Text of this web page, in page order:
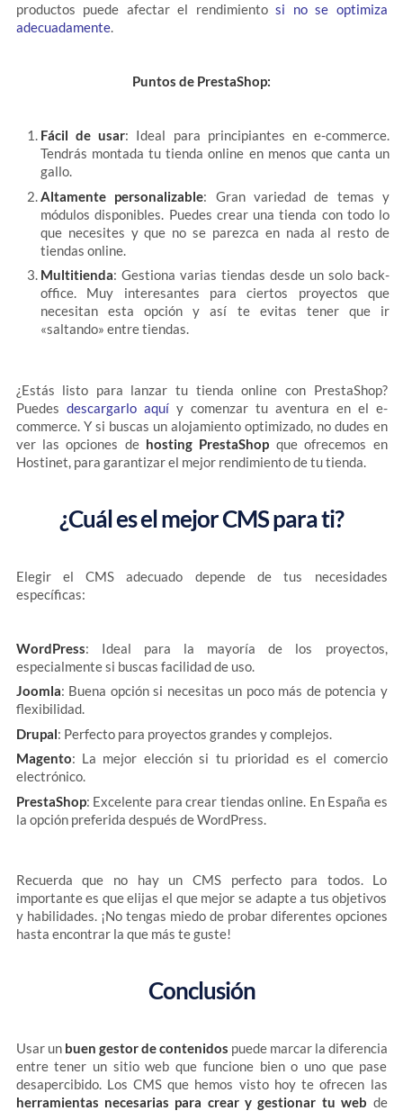
productos puede afectar el rendimiento si no se optimiza
adecuadamente.
Puntos de PrestaShop:
Fácil de usar: Ideal para principiantes en e-commerce.
Tendrás montada tu tienda online en menos que canta un
gallo.
Altamente personalizable: Gran variedad de temas y
módulos disponibles. Puedes crear una tienda con todo lo
que necesites y que no se parezca en nada al resto de
tiendas online.
Multitienda: Gestiona varias tiendas desde un solo back-
office. Muy interesantes para ciertos proyectos que
necesitan esta opción y así te evitas tener que ir
«saltando» entre tiendas.
¿Estás listo para lanzar tu tienda online con PrestaShop?
Puedes descargarlo aquíy comenzar tu aventura en el e-
commerce. Y si buscas un alojamiento optimizado, no dudes en
ver las opciones de hosting PrestaShop que ofrecemos en
Hostinet, para garantizar el mejor rendimiento de tu tienda.
¿Cuál es el mejor CMS para ti?
Elegir el CMS adecuado depende de tus necesidades
específicas:
WordPress: Ideal para la mayoría de los proyectos,
especialmente si buscas facilidad de uso.
Joomla: Buena opción si necesitas un poco más de potencia y
flexibilidad.
Drupal: Perfecto para proyectos grandes y complejos.
Magento: La mejor elección si tu prioridad es el comercio
electrónico.
PrestaShop: Excelente para crear tiendas online. En España es
la opción preferida después de WordPress.
Recuerda que no hay un CMS perfecto para todos. Lo
importante es que elijas el que mejor se adapte a tus objetivos
y habilidades. ¡No tengas miedo de probar diferentes opciones
hasta encontrar la que más te guste!
Conclusión
Usar un buen gestor de contenidos puede marcar la diferencia
entre tener un sitio web que funcione bien o uno que pase
desapercibido. Los CMS que hemos visto hoy te ofrecen las
herramientas necesarias para crear y gestionar tu web de